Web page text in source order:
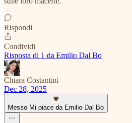
Rispondi
Condividi
Risposta di 1 da Emilio Dal Bo
Chiara Costantini
Dec 28, 2025
Messo Mi piace da Emilio Dal Bo